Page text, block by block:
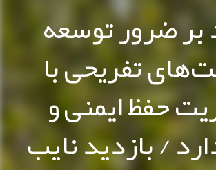
ضرور توسعه
تفریحی با
حفظ ایمنی و
/ بازدید نایب